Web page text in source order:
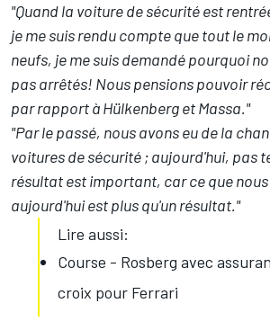
"Quand la voiture de sécurité est
je me suis rendu compte que tout le
neufs, je me suis demandé pourquoi
pas arrêtés! Nous pensions pouvoir
par rapport à Hülkenberg et Massa."
"Par le passé, nous avons eu de la
voitures de sécurité ; aujourd'hui, pas
résultat est important, car ce que
aujourd'hui est plus qu'un résultat."
Lire aussi:
Course - Rosberg avec
croix pour Ferrari